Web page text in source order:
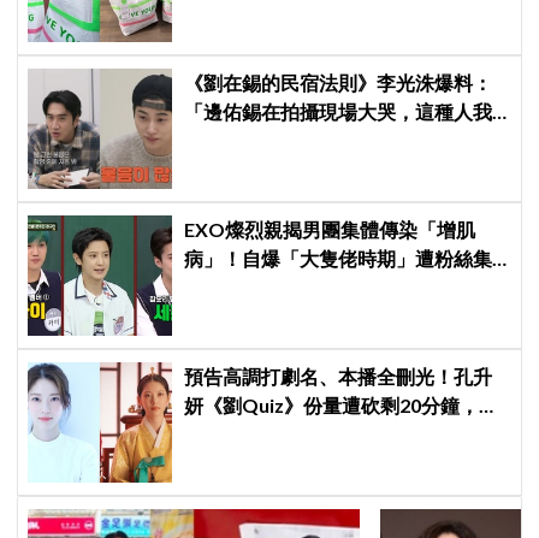
《劉在錫的民宿法則》李光洙爆料：
「邊佑錫在拍攝現場大哭，這種人我
EXO燦烈親揭男團集體傳染「增肌
病」！自爆「大隻佬時期」遭粉絲集
預告高調打劇名、本播全刪光！孔升
妍《劉Quiz》份量遭砍剩20分鐘，